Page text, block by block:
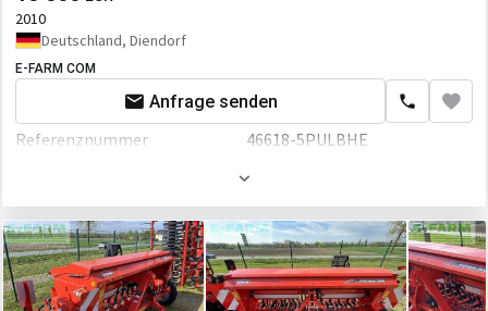
2010
Deutschland, Diendorf
E-FARM COM
Anfrage senden
Referenznummer
46618-5PULBHE
90 mm